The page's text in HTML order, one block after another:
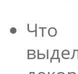
Что